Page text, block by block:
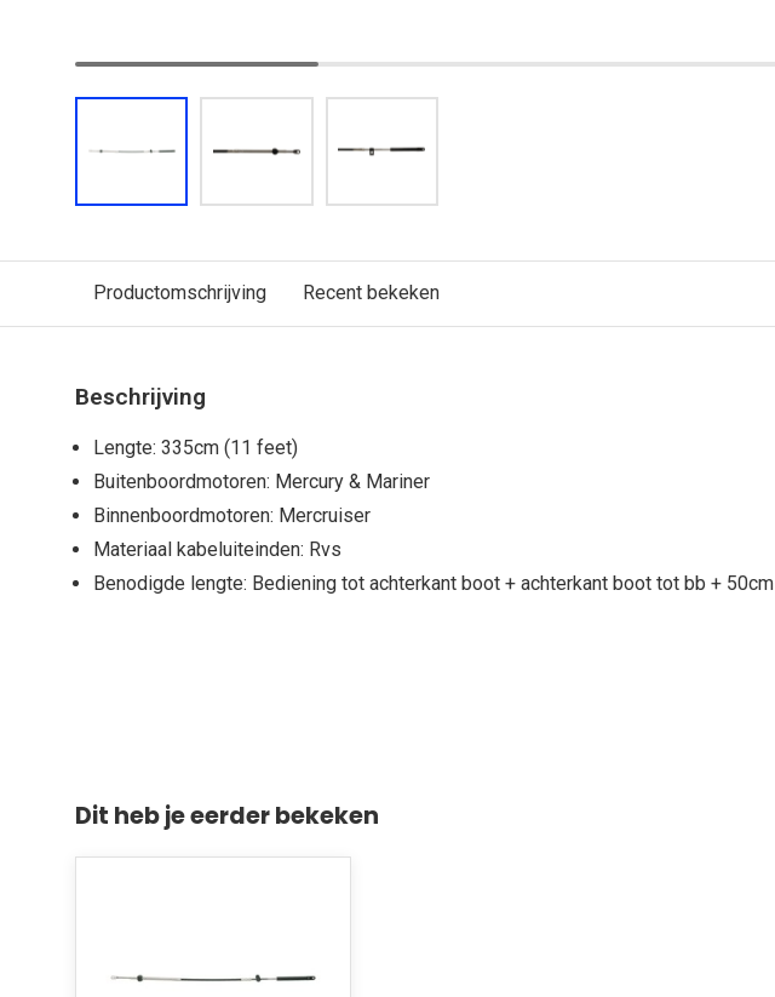
Productomschrijving Recent bekeken
Beschrijving
Lengte: 335cm (11 feet)
Buitenboordmotoren: Mercury & Mariner
Binnenboordmotoren: Mercruiser
Materiaal kabeluiteinden: Rvs
Benodigde lengte: Bediening tot achterkant boot + achterkant boot tot bb + 50cm
Dit heb je eerder bekeken